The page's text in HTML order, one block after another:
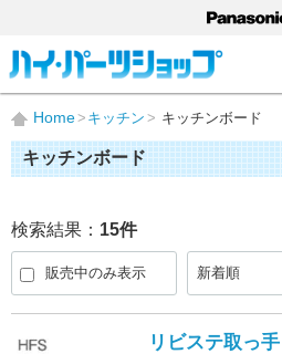
Home キッチン キッチンボード
キッチンボード
検索結果： 15件
販売中のみ表示
リビステ取っ